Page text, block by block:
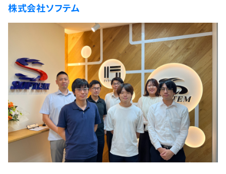
新卒エージェント
イベント・セミナー
インタビュー
就活成功ガイド
4択課題
プラン
個人向けプラン
法人向けプラン
学校向けプラン
再チャレンジ結果一覧
Tech Team Journal
note
paizaとは？
株式会社ソフテム